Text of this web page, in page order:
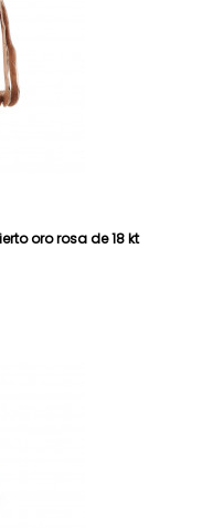
oro rosa de 18 kt